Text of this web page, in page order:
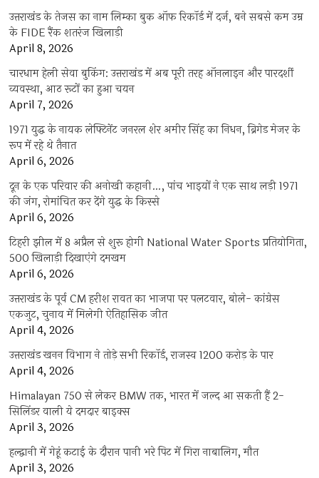
उत्तराखंड के तेजस का नाम लिम्का बुक ऑफ रिकॉर्ड में दर्ज, बने सबसे कम उम्र
के FIDE रैंक शतरंज खिलाड़ी
April 8, 2026
चारधाम हेली सेवा बुकिंग: उत्तराखंड में अब पूरी तरह ऑनलाइन और पारदर्शी
व्यवस्था, आठ रूटों का हुआ चयन
April 7, 2026
1971 युद्ध के नायक लेफ्टिनेंट जनरल शेर अमीर सिंह का निधन, ब्रिगेड मेजर के
रूप में रहे थे तैनात
April 6, 2026
दून के एक परिवार की अनोखी कहानी…, पांच भाइयों ने एक साथ लड़ी 1971
की जंग, रोमांचित कर देंगे युद्ध के किस्से
April 6, 2026
टिहरी झील में 8 अप्रैल से शुरू होगी National Water Sports प्रतियोगिता,
500 खिलाड़ी दिखाएंगे दमखम
April 6, 2026
उत्तराखंड के पूर्व CM हरीश रावत का भाजपा पर पलटवार, बोले- कांग्रेस
एकजुट, चुनाव में मिलेगी ऐतिहासिक जीत
April 4, 2026
उत्तराखंड खनन विभाग ने तोड़े सभी रिकॉर्ड, राजस्व 1200 करोड़ के पार
April 4, 2026
Himalayan 750 से लेकर BMW तक, भारत में जल्द आ सकती हैं 2-
सिलिंडर वाली ये दमदार बाइक्स
April 3, 2026
हल्द्वानी में गेहूं कटाई के दौरान पानी भरे पिट में गिरा नाबालिग, मौत
April 3, 2026